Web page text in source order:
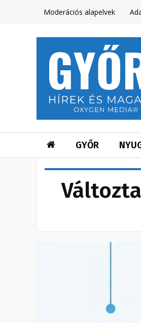
Moderációs alapelvek
GYŐR